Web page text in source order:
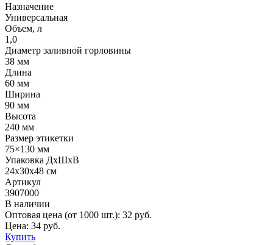
Назначение
Универсальная
Объем, л
1,0
Диаметр заливной горловины
38 мм
Длина
60 мм
Ширина
90 мм
Высота
240 мм
Размер этикетки
75×130 мм
Упаковка ДхШхВ
24х30х48 см
Артикул
3907000
В наличии
Оптовая цена (от 1000 шт.): 32 руб.
Цена: 34 руб.
Купить